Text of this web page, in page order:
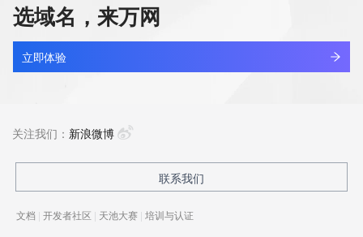
hlkn9vxa.top
新注册
查看详情
新注册
选域名，来万网
立即体验
关注我们： 新浪微博
联系我们
文档 | 开发者社区 | 天池大赛 | 培训与认证